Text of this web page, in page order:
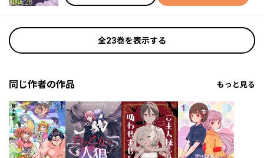
全23巻を表示する
同じ作者の作品 もっと見る